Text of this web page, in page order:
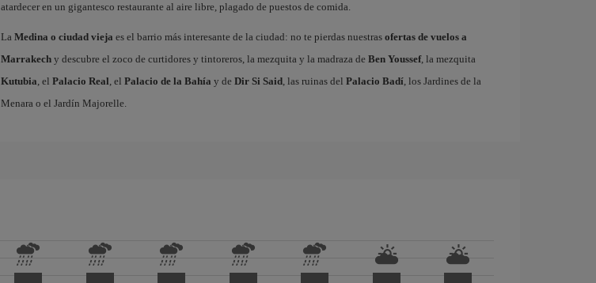
atardecer en un gigantesco restaurante al aire libre, plagado de puestos de comida.
La Medina o ciudad vieja es el barrio más interesante de la ciudad: no te pierdas nuestras ofertas de vuelos a
Marrakechy descubre el zoco de curtidores y tintoreros, la mezquita y la madraza de Ben Youssef, la mezquita
Kutubia, el Palacio Real, el Palacio de la Bahía y de Dir Si Said, las ruinas del Palacio Badí, los Jardines de la
Menara o el Jardín Majorelle.